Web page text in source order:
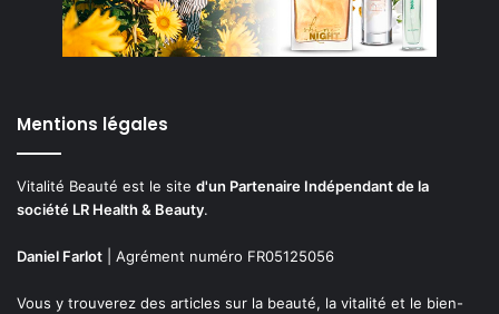
Mentions légales
Vitalité Beauté est le site d'un Partenaire Indépendant de la
société LR Health & Beauty.
Daniel Farlot | Agrément numéro FR05125056
Vous y trouverez des articles sur la beauté, la vitalité et le bien-